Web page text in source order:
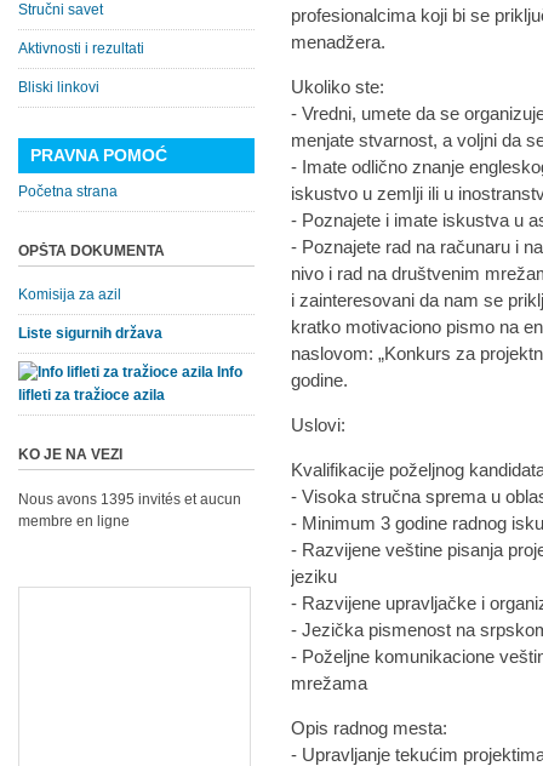
profesionalcima koji bi se
menadžera.
Ukoliko ste:
- Vredni, umete da se
menjate stvarnost, a voljni da
- Imate odlično znanje
iskustvo u zemlji ili u
- Poznajete i imate iskustva u
- Poznajete rad na računaru i
nivo i rad na društvenim
i zainteresovani da nam se
kratko motivaciono pismo na
naslovom: „Konkurs za
godine.
Uslovi:
Kvalifikacije poželjnog
- Visoka stručna sprema u
- Minimum 3 godine radnog
- Razvijene veštine pisanja
jeziku
- Razvijene upravljačke i
- Jezička pismenost na
- Poželjne komunikacione
mrežama
Opis radnog mesta:
- Upravljanje tekućim
Stručni savet
Aktivnosti i rezultati
Bliski linkovi
PRAVNA POMOĆ
Početna strana
OPŠTA DOKUMENTA
Komisija za azil
Liste sigurnih država
Info
lifleti za tražioce azila
KO JE NA VEZI
Nous avons 1395 invités et aucun
membre en ligne